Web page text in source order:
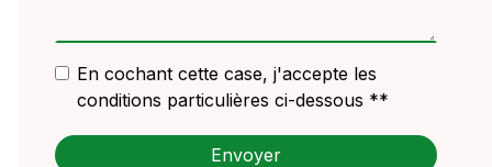
En cochant cette case, j'accepte les
conditions particulières ci-dessous **
Envoyer